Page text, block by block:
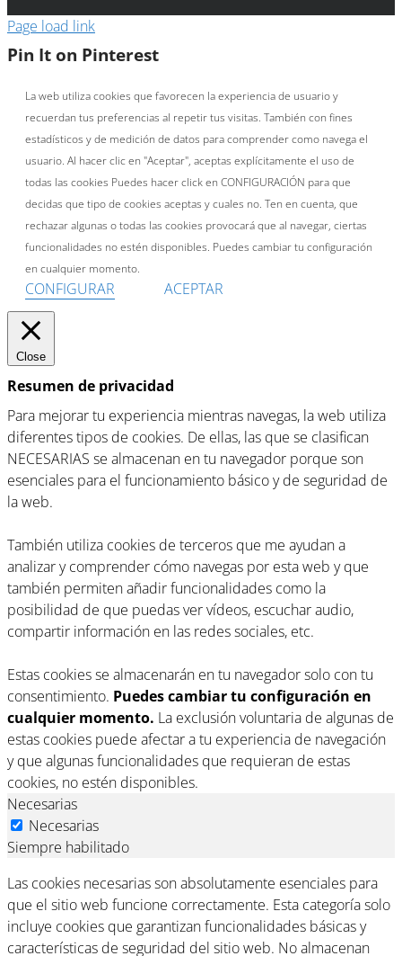
Page load link
Pin It on Pinterest
La web utiliza cookies que favorecen la experiencia de usuario y
recuerdan tus preferencias al repetir tus visitas. También con fines
estadísticos y de medición de datos para comprender como navega el
usuario. Al hacer clic en "Aceptar", aceptas explícitamente el uso de
todas las cookies Puedes hacer click en CONFIGURACIÓN para que
decidas que tipo de cookies aceptas y cuales no. Ten en cuenta, que
rechazar algunas o todas las cookies provocará que al navegar, ciertas
funcionalidades no estén disponibles. Puedes cambiar tu configuración
en cualquier momento.
CONFIGURAR ACEPTAR
Close
Resumen de privacidad
Para mejorar tu experiencia mientras navegas, la web utiliza
diferentes tipos de cookies. De ellas, las que se clasifican
NECESARIAS se almacenan en tu navegador porque son
esenciales para el funcionamiento básico y de seguridad de
la web.
También utiliza cookies de terceros que me ayudan a
analizar y comprender cómo navegas por esta web y que
también permiten añadir funcionalidades como la
posibilidad de que puedas ver vídeos, escuchar audio,
compartir información en las redes sociales, etc.
Estas cookies se almacenarán en tu navegador solo con tu
consentimiento. Puedes cambiar tu configuración en
cualquier momento. La exclusión voluntaria de algunas de
estas cookies puede afectar a tu experiencia de navegación
y que algunas funcionalidades que requieran de estas
cookies, no estén disponibles.
Necesarias
Necesarias
Siempre habilitado
Las cookies necesarias son absolutamente esenciales para
que el sitio web funcione correctamente. Esta categoría solo
incluye cookies que garantizan funcionalidades básicas y
características de seguridad del sitio web. No almacenan